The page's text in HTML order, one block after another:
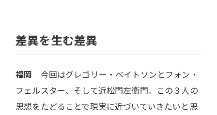
差異を生む差異
福岡 今回はグレゴリー・ベイトソンとフォン・
フェルスター、そして近松門左衛門。この３人の
思想をたどることで現実に近づいていきたいと思